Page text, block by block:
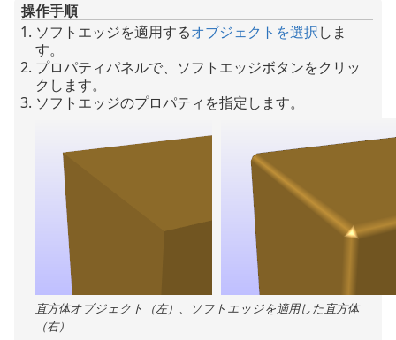
操作手順
ソフトエッジを適用するオブジェクトを選択しま
す。
プロパティパネルで、ソフトエッジボタンをクリッ
クします。
ソフトエッジのプロパティを指定します。
直方体オブジェクト（左）、ソフトエッジを適用した直方体
（右）